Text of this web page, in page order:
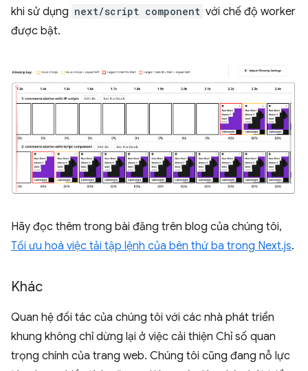
khi sử dụng next/script component với chế độ worker
được bật.
Hãy đọc thêm trong bài đăng trên blog của chúng tôi,
Tối ưu hoá việc tải tập lệnh của bên thứ ba trong Next.js.
Khác
Quan hệ đối tác của chúng tôi với các nhà phát triển
khung không chỉ dừng lại ở việc cải thiện Chỉ số quan
trọng chính của trang web. Chúng tôi cũng đang nỗ lực